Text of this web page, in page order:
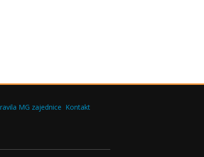
MG zajednice Kontakt